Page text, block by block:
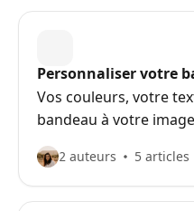
Personnaliser votre
Vos couleurs, votre
bandeau à votre
2 auteurs 5 articles